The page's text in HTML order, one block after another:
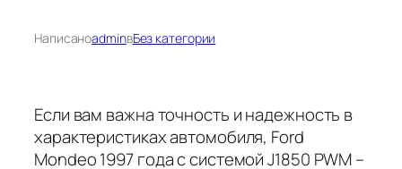
НаписаноadminвБез категории
Если вам важна точность и надежность в
характеристиках автомобиля, Ford
Mondeo 1997 года с системой J1850 PWM –